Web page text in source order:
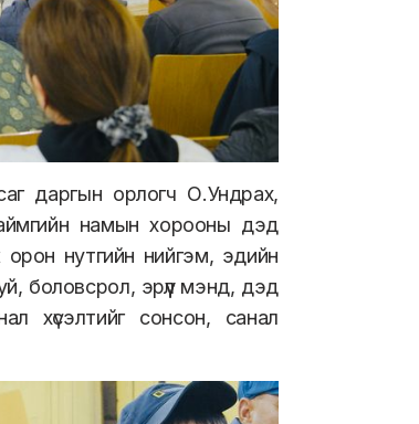
даргын орлогч О.Ундрах,
намын хорооны дэд
нутгийн нийгэм, эдийн
боловсрол, эрүүл мэнд, дэд
хүсэлтийг сонсон, санал